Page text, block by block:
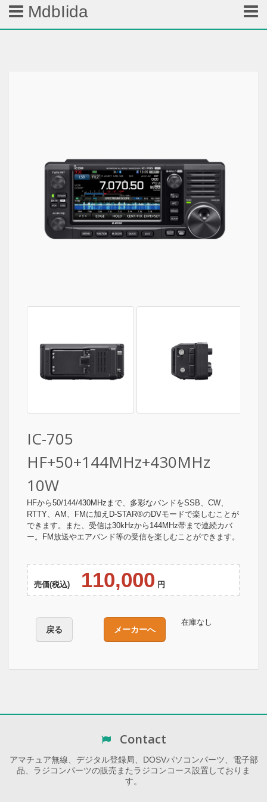
MdbIida
IC-705
HF+50+144MHz+430MHz
10W
HFから50/144/430MHzまで、多彩なバンドをSSB、CW、
RTTY、AM、FMに加えD-STAR®のDVモードで楽しむことが
できます。また、受信は30kHzから144MHz帯まで連続カバ
ー。FM放送やエアバンド等の受信を楽しむことができます。
売価(税込) 110,000 円
戻る メーカーへ
在庫なし
Contact
アマチュア無線、デジタル登録局、DOSVパソコンパーツ、電子部
品、ラジコンパーツの販売またラジコンコース設置しておりま
す。